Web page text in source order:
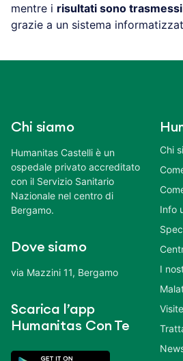
mentre i risultati sono
grazie a un sistema
Chi siamo
Humanitas Castelli è un
ospedale privato accreditato
con il Servizio Sanitario
Nazionale nel centro di
Bergamo.
Dove siamo
via Mazzini 11, Bergamo
Scarica l’app
Humanitas Con Te
Chi
Info
I